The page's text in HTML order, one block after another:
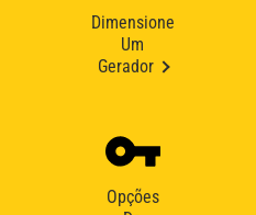
Dimensione
Um
Gerador
Opções